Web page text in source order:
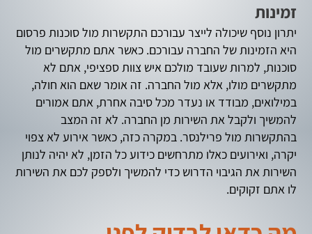
זמינות
יתרון נוסף שיכולה לייצר עבורכם התקשרות מול סוכנות פרסום
היא הזמינות של החברה עבורכם. כאשר אתם מתקשרים מול
סוכנות, למרות שעובד מולכם איש צוות ספציפי, אתם לא
מתקשרים מולו, אלא מול החברה. זה אומר שאם הוא חולה,
במילואים, מבודד או נעדר מכל סיבה אחרת, אתם אמורים
להמשיך ולקבל את השירות מן החברה. לא זה המצב
בהתקשרות מול פרילנסר. במקרה כזה, כאשר אירוע לא צפוי
יקרה, ואירועים כאלו מתרחשים כידוע כל הזמן, לא יהיה לנותן
השירות את הגיבוי הדרוש כדי להמשיך ולספק לכם את השירות
לו אתם זקוקים.